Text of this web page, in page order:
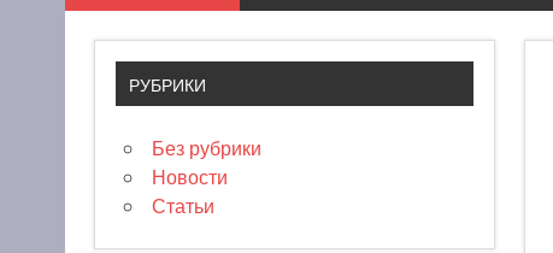
РУБРИКИ
Без рубрики
Новости
Статьи